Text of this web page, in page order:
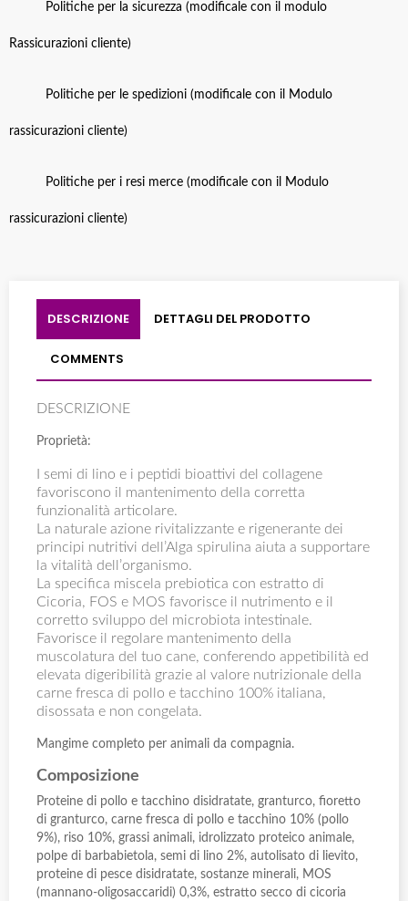
Politiche per la sicurezza (modificale con il modulo
Rassicurazioni cliente)
Politiche per le spedizioni (modificale con il Modulo
rassicurazioni cliente)
Politiche per i resi merce (modificale con il Modulo
rassicurazioni cliente)
DESCRIZIONE DETTAGLI DEL PRODOTTO
COMMENTS
DESCRIZIONE
Proprietà:
I semi di lino e i peptidi bioattivi del collagene
favoriscono il mantenimento della corretta
funzionalità articolare.
La naturale azione rivitalizzante e rigenerante dei
principi nutritivi dell’Alga spirulina aiuta a supportare
la vitalità dell’organismo.
La specifica miscela prebiotica con estratto di
Cicoria, FOS e MOS favorisce il nutrimento e il
corretto sviluppo del microbiota intestinale.
Favorisce il regolare mantenimento della
muscolatura del tuo cane, conferendo appetibilità ed
elevata digeribilità grazie al valore nutrizionale della
carne fresca di pollo e tacchino 100% italiana,
disossata e non congelata.
Mangime completo per animali da compagnia.
Composizione
Proteine di pollo e tacchino disidratate, granturco, fioretto
di granturco, carne fresca di pollo e tacchino 10% (pollo
9%), riso 10%, grassi animali, idrolizzato proteico animale,
polpe di barbabietola, semi di lino 2%, autolisato di lievito,
proteine di pesce disidratate, sostanze minerali, MOS
(mannano-oligosaccaridi) 0,3%, estratto secco di cicoria